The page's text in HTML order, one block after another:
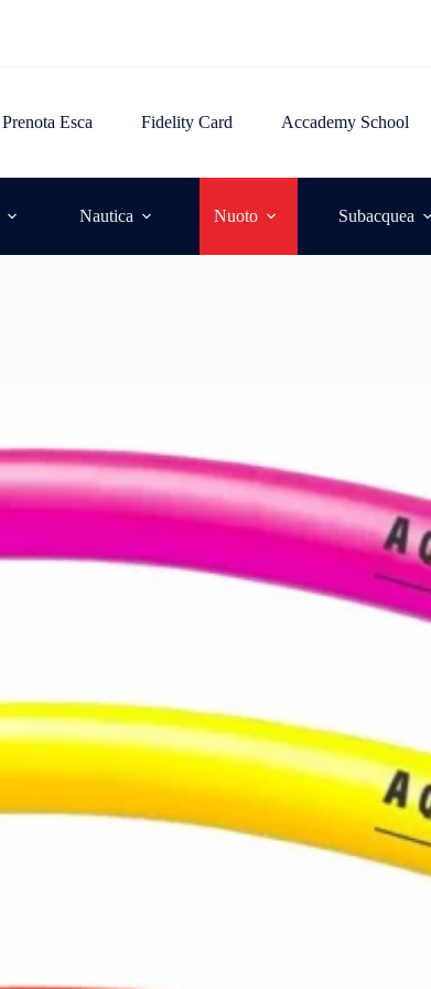
Prenota Esca Fidelity Card Accademy School
Nautica Nuoto Subacquea